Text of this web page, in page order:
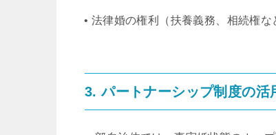
• 法律婚の権利（扶養義務、相続権な
3. パートナーシップ制度の活